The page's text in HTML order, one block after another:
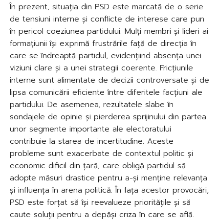
În prezent, situația din PSD este marcată de o serie
de tensiuni interne și conflicte de interese care pun
în pericol coeziunea partidului. Mulți membri și lideri ai
formațiunii își exprimă frustrările față de direcția în
care se îndreaptă partidul, evidențiind absența unei
viziuni clare și a unei strategii coerente. Fricțiunile
interne sunt alimentate de decizii controversate și de
lipsa comunicării eficiente între diferitele facțiuni ale
partidului. De asemenea, rezultatele slabe în
sondajele de opinie și pierderea sprijinului din partea
unor segmente importante ale electoratului
contribuie la starea de incertitudine. Aceste
probleme sunt exacerbate de contextul politic și
economic dificil din țară, care obligă partidul să
adopte măsuri drastice pentru a-și menține relevanța
și influența în arena politică. În fața acestor provocări,
PSD este forțat să își reevalueze prioritățile și să
caute soluții pentru a depăși criza în care se află.